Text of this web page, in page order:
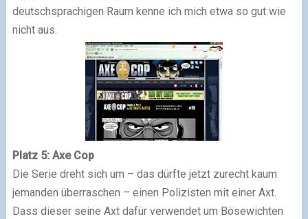
deutschsprachigen Raum kenne ich mich etwa so gut wie
nicht aus.
Platz 5: Axe Cop
Die Serie dreht sich um – das dürfte jetzt zurecht kaum
jemanden überraschen – einen Polizisten mit einer Axt.
Dass dieser seine Axt dafür verwendet um Bösewichten